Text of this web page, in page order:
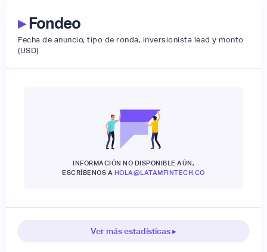
▸Fondeo
Fecha de anuncio, tipo de ronda, inversionista lead y monto
(USD)
INFORMACIÓN NO DISPONIBLE AÚN,
ESCRÍBENOS A HOLA@LATAMFINTECH.CO
Ver más estadísticas ▸